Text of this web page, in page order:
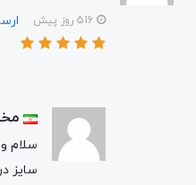
سلام
سایز